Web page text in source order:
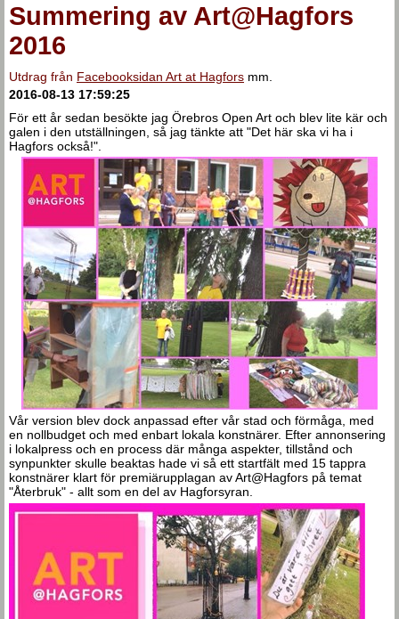
Summering av Art@Hagfors
2016
Utdrag från Facebooksidan Art at Hagfors mm.
2016-08-13 17:59:25
För ett år sedan besökte jag Örebros Open Art och blev lite kär och
galen i den utställningen, så jag tänkte att "Det här ska vi ha i
Hagfors också!".
Vår version blev dock anpassad efter vår stad och förmåga, med
en nollbudget och med enbart lokala konstnärer. Efter annonsering
i lokalpress och en process där många aspekter, tillstånd och
synpunkter skulle beaktas hade vi så ett startfält med 15 tappra
konstnärer klart för premiärupplagan av Art@Hagfors på temat
"Återbruk" - allt som en del av Hagforsyran.